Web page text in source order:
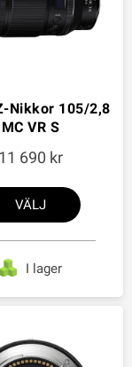
Nikkor 105/2,8
MC VR S
11 690
VÄLJ
I lager